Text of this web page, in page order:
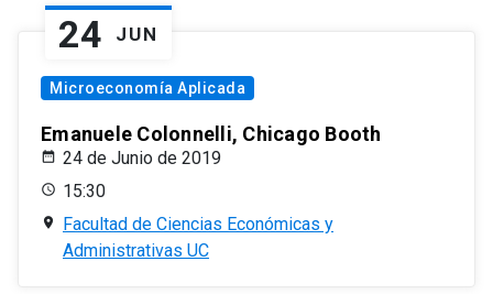
24 JUN
Microeconomía Aplicada
Emanuele Colonnelli, Chicago Booth
24 de Junio de 2019
15:30
Facultad de Ciencias Económicas y
Administrativas UC